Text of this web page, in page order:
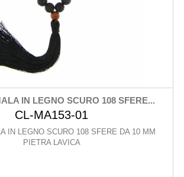
IN LEGNO SCURO 108 SFERE...
CL-MA153-01
IN LEGNO SCURO 108 SFERE DA 10 MM
PIETRA LAVICA